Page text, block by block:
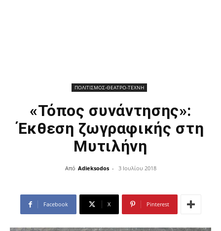
ΠΟΛΙΤΙΣΜΟΣ-ΘΕΑΤΡΟ-ΤΕΧΝΗ
«Τόπος συνάντησης»:
Έκθεση ζωγραφικής στη
Μυτιλήνη
Από Adieksodos - 3 Ιουλίου 2018
Facebook X Pinterest